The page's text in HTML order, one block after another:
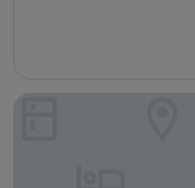
Södra Hotellet